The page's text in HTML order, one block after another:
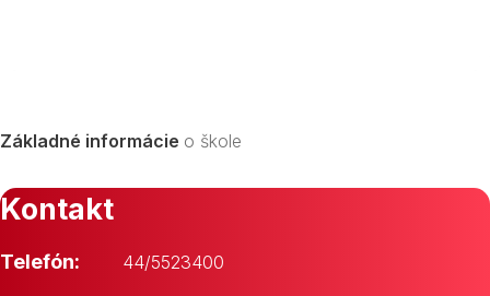
Základné informácie o škole
Kontakt
Telefón: 44/5523400